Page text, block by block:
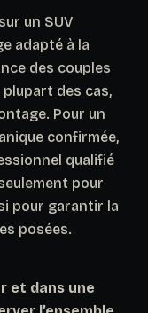
un SUV
adapté à la
des couples
des cas,
Pour un
confirmée,
qualifié
pour
pour garantir la
posées.
et dans une